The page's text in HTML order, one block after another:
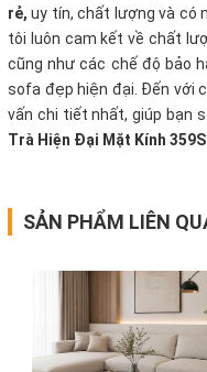
rẻ, uy tín, chất lượng và có
tôi luôn cam kết về chất
cũng như các chế độ bảo
sofa đẹp hiện đại. Đến với
vấn chi tiết nhất, giúp bạn
Trà Hiện Đại Mặt Kính 359S
SẢN PHẨM LIÊN